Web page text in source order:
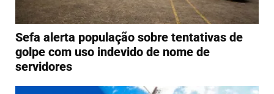
Sefa alerta população sobre tentativas de
golpe com uso indevido de nome de
servidores